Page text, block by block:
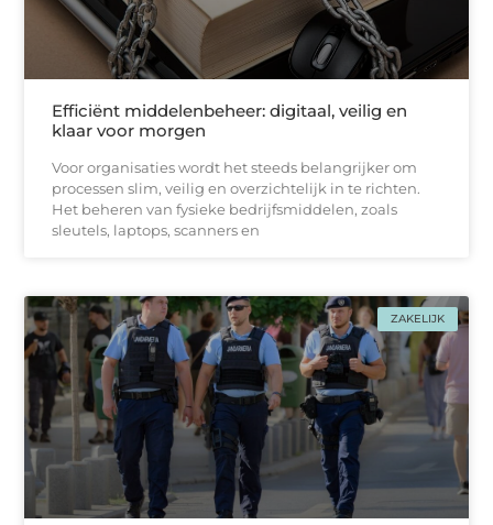
Efficiënt middelenbeheer: digitaal, veilig en
klaar voor morgen
Voor organisaties wordt het steeds belangrijker om
processen slim, veilig en overzichtelijk in te richten.
Het beheren van fysieke bedrijfsmiddelen, zoals
sleutels, laptops, scanners en
ZAKELIJK